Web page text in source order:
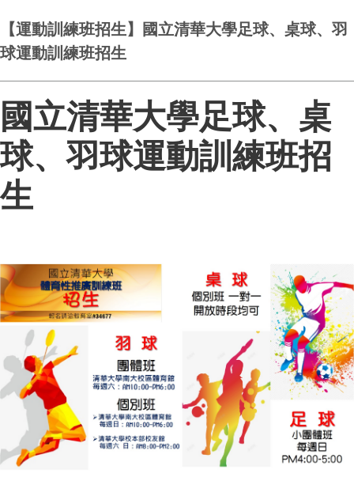
【運動訓練班招生】國立清華大學足球、桌球、羽
球運動訓練班招生
國立清華大學足球、桌
球、羽球運動訓練班招
生